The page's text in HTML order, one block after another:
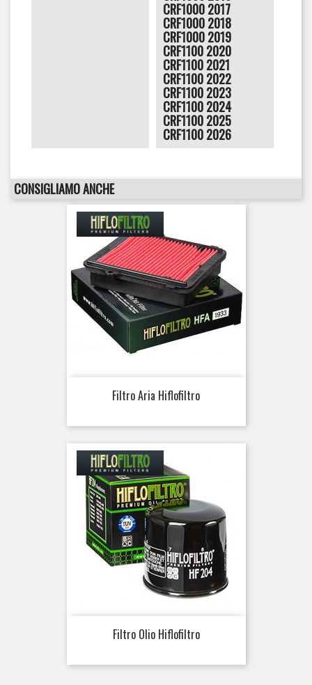
CRF1000 2017
CRF1000 2018
CRF1000 2019
CRF1100 2020
CRF1100 2021
CRF1100 2022
CRF1100 2023
CRF1100 2024
CRF1100 2025
CRF1100 2026
CONSIGLIAMO ANCHE
Filtro Aria Hiflofiltro
Filtro Olio Hiflofiltro